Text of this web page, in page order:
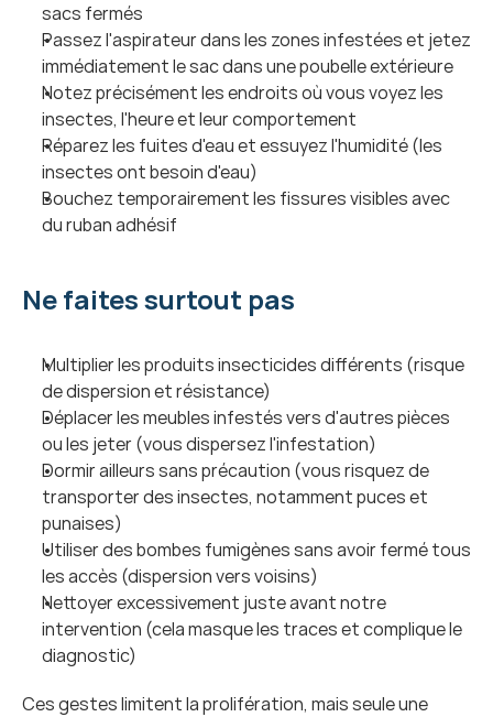
sacs fermés
Passez l'aspirateur dans les zones infestées et jetez
immédiatement le sac dans une poubelle extérieure
Notez précisément les endroits où vous voyez les
insectes, l'heure et leur comportement
Réparez les fuites d'eau et essuyez l'humidité (les
insectes ont besoin d'eau)
Bouchez temporairement les fissures visibles avec
du ruban adhésif
Ne faites surtout pas
Multiplier les produits insecticides différents (risque
de dispersion et résistance)
Déplacer les meubles infestés vers d'autres pièces
ou les jeter (vous dispersez l'infestation)
Dormir ailleurs sans précaution (vous risquez de
transporter des insectes, notamment puces et
punaises)
Utiliser des bombes fumigènes sans avoir fermé tous
les accès (dispersion vers voisins)
Nettoyer excessivement juste avant notre
intervention (cela masque les traces et complique le
diagnostic)
Ces gestes limitent la prolifération, mais seule une